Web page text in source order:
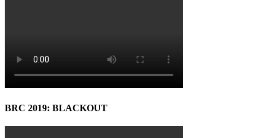
BRC 2019: BLACKOUT